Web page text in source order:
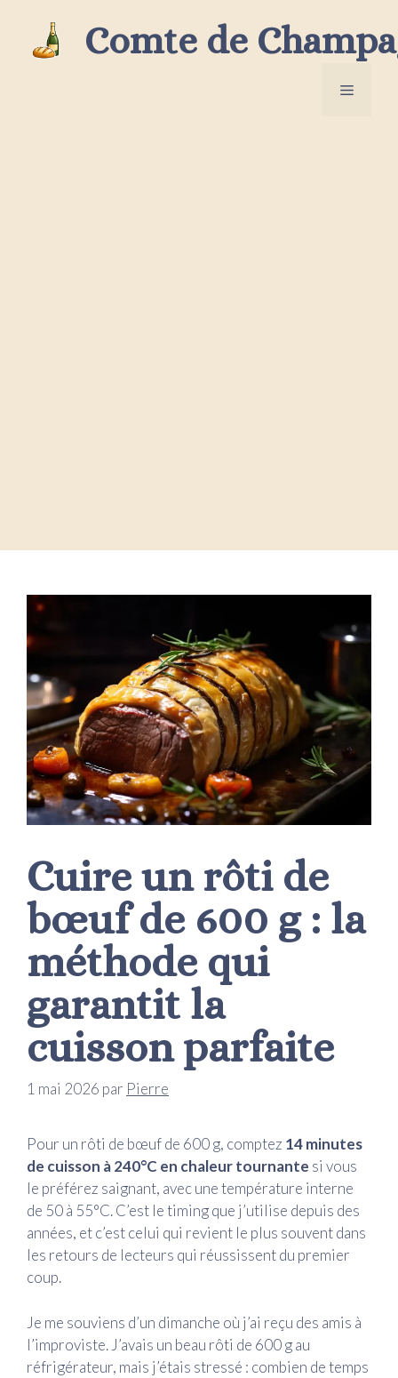
contenu
Comte de
Menu
Cuire un rôti de
bœuf de 600 g : la
méthode qui
garantit la
cuisson parfaite
1 mai 2026 par Pierre
Pour un rôti de bœuf de 600 g, comptez 14 minutes
de cuisson à 240°C en chaleur tournante si vous
le préférez saignant, avec une température interne
de 50 à 55°C. C’est le timing que j’utilise depuis des
années, et c’est celui qui revient le plus souvent dans
les retours de lecteurs qui réussissent du premier
coup.
Je me souviens d’un dimanche où j’ai reçu des amis à
l’improviste. J’avais un beau rôti de 600 g au
réfrigérateur, mais j’étais stressé : combien de temps